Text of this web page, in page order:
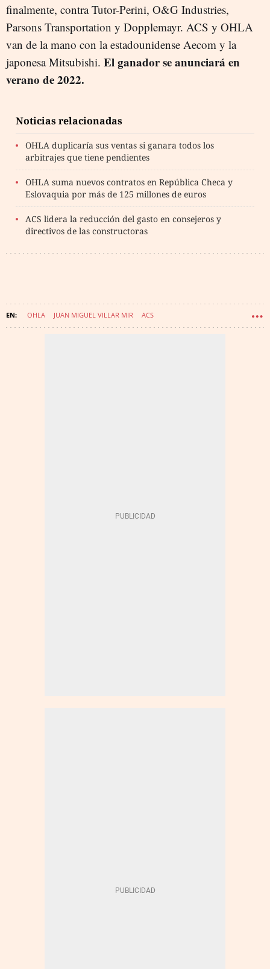
finalmente, contra Tutor-Perini, O&G Industries,
Parsons Transportation y Dopplemayr. ACS y OHLA
van de la mano con la estadounidense Aecom y la
japonesa Mitsubishi. El ganador se anunciará en
verano de 2022.
Noticias relacionadas
OHLA duplicaría sus ventas si ganara todos los
arbitrajes que tiene pendientes
OHLA suma nuevos contratos en República Checa y
Eslovaquia por más de 125 millones de euros
ACS lidera la reducción del gasto en consejeros y
directivos de las constructoras
OHLA JUAN MIGUEL VILLAR MIR ACS